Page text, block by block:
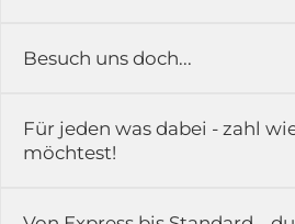
Impressum
Rückgabe & Reklamation
Erfahrungsberichte &
Kontakt
Karriere
Besuch uns doch...
in der Ausstellung...
Für jeden was dabei - zahl
möchtest!